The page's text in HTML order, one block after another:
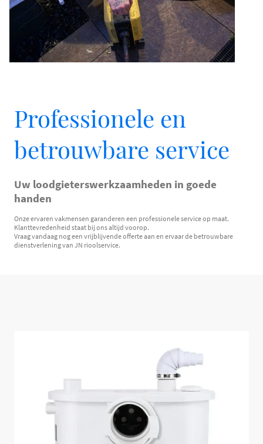
Professionele en
betrouwbare service
Uw loodgieterswerkzaamheden in goede
handen
Onze ervaren vakmensen garanderen een professionele service op maat.
Klanttevredenheid staat bij ons altijd voorop.
Vraag vandaag nog een vrijblijvende offerte aan en ervaar de betrouwbare
dienstverlening van JN rioolservice.